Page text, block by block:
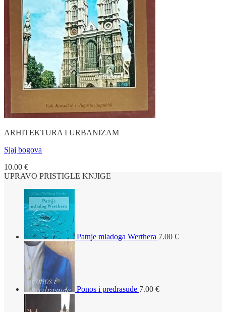
ARHITEKTURA I URBANIZAM
Sjaj bogova
10.00 €
UPRAVO PRISTIGLE KNJIGE
Patnje mladoga Werthera 7.00 €
Ponos i predrasude 7.00 €